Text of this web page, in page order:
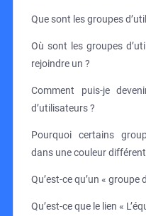
Que sont les groupes
Où sont les groupes
rejoindre un ?
Comment puis-je
d’utilisateurs ?
Pourquoi certains
dans une couleur
Qu’est-ce qu’un «
Qu’est-ce que le lien «